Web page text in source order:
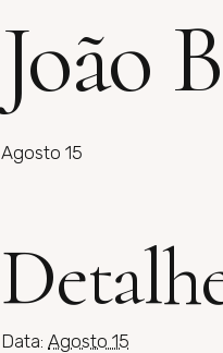
João
Agosto 15
Data: Agosto 15